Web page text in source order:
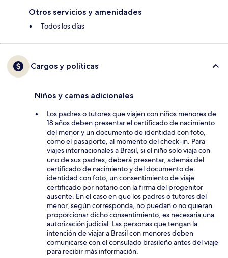
Otros servicios y amenidades
Todos los días
Cargos y políticas
Niños y camas adicionales
Los padres o tutores que viajen con niños menores de
18 años deben presentar el certificado de nacimiento
del menor y un documento de identidad con foto,
como el pasaporte, al momento del check-in. Para
viajes internacionales a Brasil, si el niño solo viaja con
uno de sus padres, deberá presentar, además del
certificado de nacimiento y del documento de
identidad con foto, un consentimiento de viaje
certificado por notario con la firma del progenitor
ausente. En el caso en que los padres o tutores del
menor, según corresponda, no puedan o no quieran
proporcionar dicho consentimiento, es necesaria una
autorización judicial. Las personas que tengan la
intención de viajar a Brasil con menores deben
comunicarse con el consulado brasileño antes del viaje
para recibir más información.